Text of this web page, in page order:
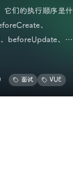
它们的执行顺序是什
、
beforeUpdate、
面试 VUE